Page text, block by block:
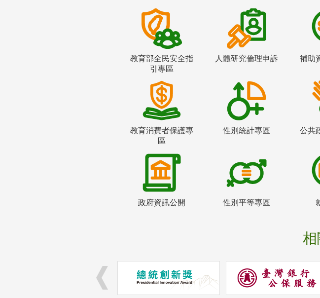
教育部全民安全指
引專區
人體研究倫理申訴 補助
教育消費者保護專
區
性別統計專區 公共
政府資訊公開 性別平等專區
相